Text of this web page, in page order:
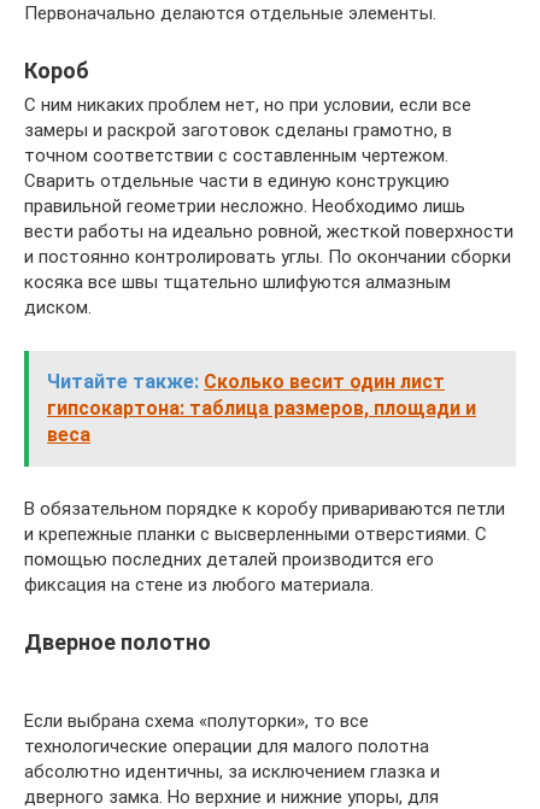
Первоначально делаются отдельные элементы.
Короб
С ним никаких проблем нет, но при условии, если все
замеры и раскрой заготовок сделаны грамотно, в
точном соответствии с составленным чертежом.
Сварить отдельные части в единую конструкцию
правильной геометрии несложно. Необходимо лишь
вести работы на идеально ровной, жесткой поверхности
и постоянно контролировать углы. По окончании сборки
косяка все швы тщательно шлифуются алмазным
диском.
Читайте также: Сколько весит один лист
гипсокартона: таблица размеров, площади и
веса
В обязательном порядке к коробу привариваются петли
и крепежные планки с высверленными отверстиями. С
помощью последних деталей производится его
фиксация на стене из любого материала.
Дверное полотно
Если выбрана схема «полуторки», то все
технологические операции для малого полотна
абсолютно идентичны, за исключением глазка и
дверного замка. Но верхние и нижние упоры, для